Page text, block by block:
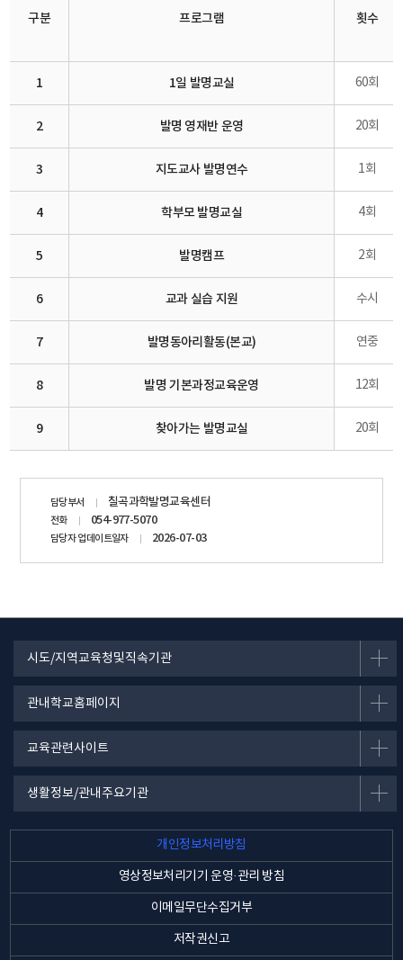
구분 프로그램 횟수
1 1일 발명교실 60회
2 발명 영재반 운영 20회
3 지도교사 발명연수 1회
4 학부모 발명교실 4회
5 발명캠프 2회
6 교과 실습 지원 수시
7 발명동아리활동(본교) 연중
8 발명 기본과정교육운영 12회
9 찾아가는 발명교실 20회
담당부서 칠곡과학발명교육센터
전화 054-977-5070
담당자 업데이트일자 2026-07-03
시도/지역교육청및직속기관
관내학교홈페이지
교육관련사이트
생활정보/관내주요기관
개인정보처리방침
영상정보처리기기 운영·관리 방침
이메일무단수집거부
저작권신고